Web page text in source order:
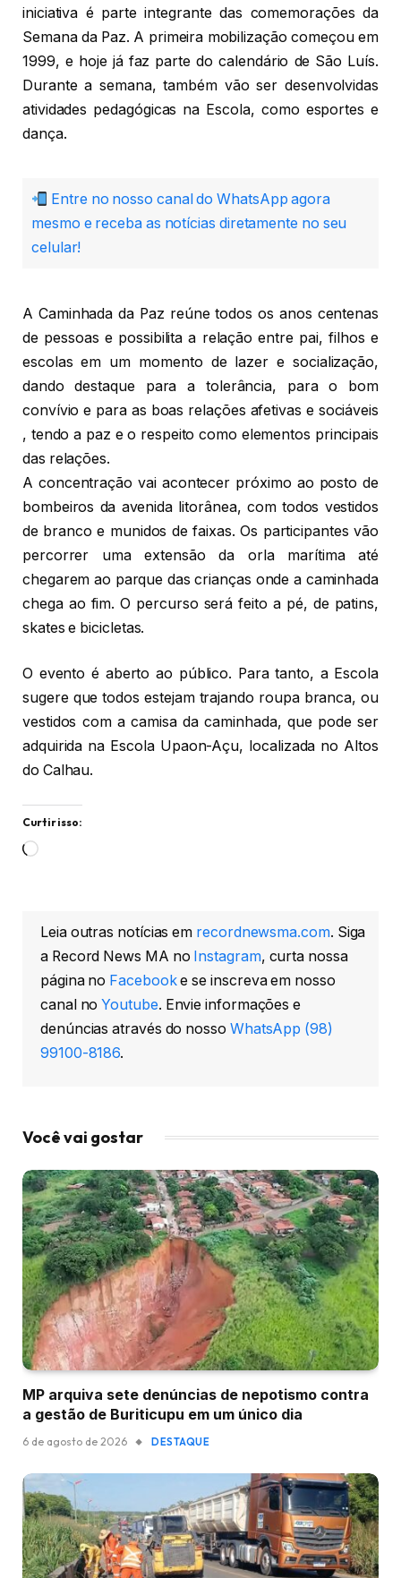
iniciativa é parte integrante das comemorações da
Semana da Paz. A primeira mobilização começou em
1999, e hoje já faz parte do calendário de São Luís.
Durante a semana, também vão ser desenvolvidas
atividades pedagógicas na Escola, como esportes e
dança.
Entre no nosso canal do WhatsApp agora
mesmo e receba as notícias diretamente no seu
celular!
A Caminhada da Paz reúne todos os anos centenas
de pessoas e possibilita a relação entre pai, filhos e
escolas em um momento de lazer e socialização,
dando destaque para a tolerância, para o bom
convívio e para as boas relações afetivas e sociáveis
, tendo a paz e o respeito como elementos principais
das relações.
A concentração vai acontecer próximo ao posto de
bombeiros da avenida litorânea, com todos vestidos
de branco e munidos de faixas. Os participantes vão
percorrer uma extensão da orla marítima até
chegarem ao parque das crianças onde a caminhada
chega ao fim. O percurso será feito a pé, de patins,
skates e bicicletas.
O evento é aberto ao público. Para tanto, a Escola
sugere que todos estejam trajando roupa branca, ou
vestidos com a camisa da caminhada, que pode ser
adquirida na Escola Upaon-Açu, localizada no Altos
do Calhau.
Curtir isso:
Carregando...
Leia outras notícias em recordnewsma.com. Siga
a Record News MA no Instagram, curta nossa
página no Facebooke se inscreva em nosso
canal noYoutube. Envie informações e
denúncias através do nosso WhatsApp (98)
99100-8186.
Você vai gostar
MP arquiva sete denúncias de nepotismo contra
a gestão de Buriticupu em um único dia
6 de agosto de 2026 DESTAQUE